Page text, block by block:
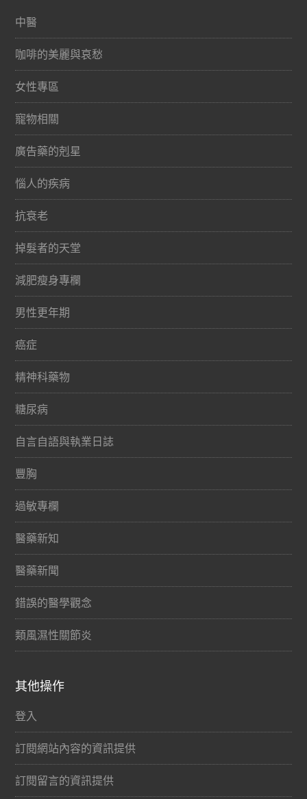
中醫
咖啡的美麗與哀愁
女性專區
寵物相關
廣告藥的剋星
惱人的疾病
抗衰老
掉髮者的天堂
減肥瘦身專欄
男性更年期
癌症
精神科藥物
糖尿病
自言自語與執業日誌
豐胸
過敏專欄
醫藥新知
醫藥新聞
錯誤的醫學觀念
類風濕性關節炎
其他操作
登入
訂閱網站內容的資訊提供
訂閱留言的資訊提供